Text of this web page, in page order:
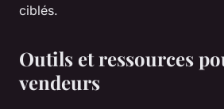
ciblés.
Outils et ressources
vendeurs